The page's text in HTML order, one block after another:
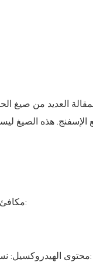
العديد من صيغ
مكافئ الهيدروكسيل: وزن الراتنج المكافئ لمجموعة هيدروكسيل واحدة ، محسوبة على أنها:
محتوى الهيدروكسيل: نسبة الوزن لمجموعات الهيدروكسيل في كل 100 جرام من الراتنج ، محسوبة على أنها: